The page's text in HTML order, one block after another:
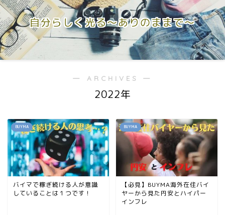
自分らしく光る〜ありのままで〜
― ARCHIVES ―
2022年
BUYMA
バイマで稼ぎ続ける人が意識
していることは１つです！
BUYMA
【必見】BUYMA海外在住バイ
ヤーから見た円安とハイパー
インフレ